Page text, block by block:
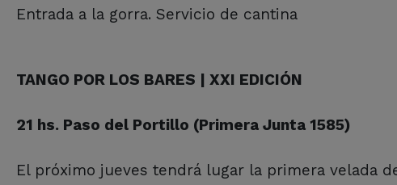
Entrada a la gorra. Servicio de cantina
TANGO POR LOS BARES | XXI EDICIÓN
21 hs. Paso del Portillo (Primera Junta 1585)
El próximo jueves tendrá lugar la primera velada